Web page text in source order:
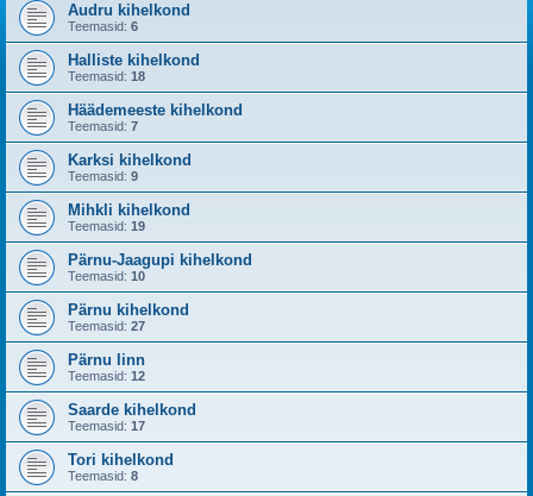
Audru kihelkond
Teemasid: 6
Halliste kihelkond
Teemasid: 18
Häädemeeste kihelkond
Teemasid: 7
Karksi kihelkond
Teemasid: 9
Mihkli kihelkond
Teemasid: 19
Pärnu-Jaagupi kihelkond
Teemasid: 10
Pärnu kihelkond
Teemasid: 27
Pärnu linn
Teemasid: 12
Saarde kihelkond
Teemasid: 17
Tori kihelkond
Teemasid: 8